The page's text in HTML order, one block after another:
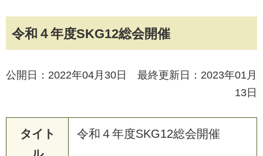
令和４年度SKG12総会開催
公開日：2022年04月30日 最終更新日：2023年01月
13日
タイト
令和 ４年度SKG12総会開催